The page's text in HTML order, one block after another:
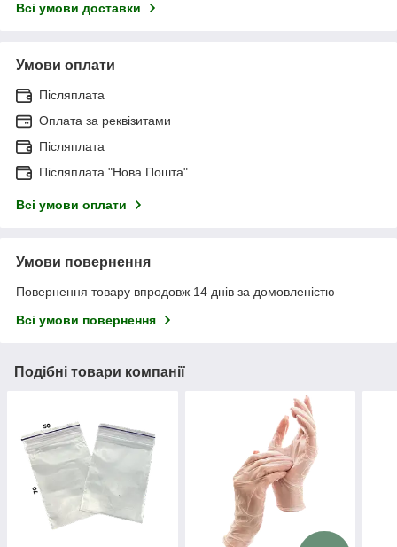
Всі умови доставки
Умови оплати
Післяплата
Оплата за реквізитами
Післяплата
Післяплата "Нова Пошта"
Всі умови оплати
Умови повернення
Повернення товару впродовж 14 днів за домовленістю
Всі умови повернення
Подібні товари компанії